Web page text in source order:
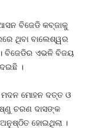
ବିଜେଡି କବ୍‍ଜାକୁ
ଥିବା ବାଲେଶ୍ୱର
ବିଜେଡିର ଏଭଳି ବିଜୟ
।
ମଦନ ମୋହନ ଦତ୍ତ ଓ
ଚରଣ ଦାସଙ୍କ
ହୋଇଥିଲା ।